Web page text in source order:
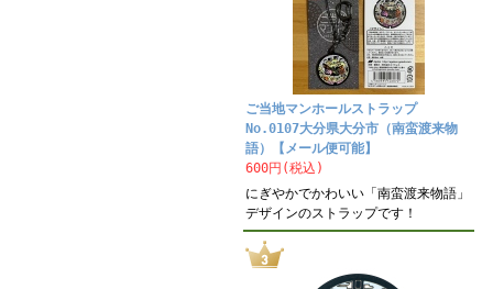
ご当地マンホールストラップ
No.0107大分県大分市（南蛮渡来物
語）【メール便可能】
600円(税込)
にぎやかでかわいい「南蛮渡来物語」
デザインのストラップです！